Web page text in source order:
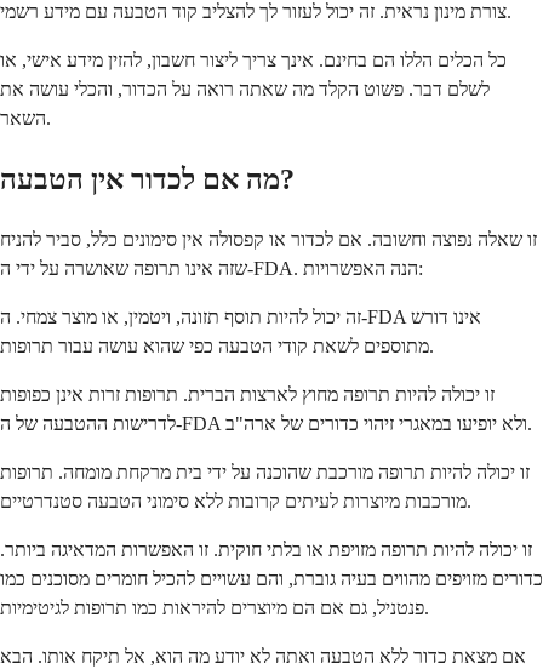
צורת מינון נראית. זה יכול לעזור לך להצליב קוד הטבעה עם מידע רשמי.
כל הכלים הללו הם בחינם. אינך צריך ליצור חשבון, להזין מידע אישי, או
לשלם דבר. פשוט הקלד מה שאתה רואה על הכדור, והכלי עושה את
השאר.
מה אם לכדור אין הטבעה?
זו שאלה נפוצה וחשובה. אם לכדור או קפסולה אין סימונים כלל, סביר להניח
שזה אינו תרופה שאושרה על ידי ה-FDA. הנה האפשרויות:
זה יכול להיות תוסף תזונה, ויטמין, או מוצר צמחי. ה-FDA אינו דורש
מתוספים לשאת קודי הטבעה כפי שהוא עושה עבור תרופות.
זו יכולה להיות תרופה מחוץ לארצות הברית. תרופות זרות אינן כפופות
לדרישות ההטבעה של ה-FDA ולא יופיעו במאגרי זיהוי כדורים של ארה"ב.
זו יכולה להיות תרופה מורכבת שהוכנה על ידי בית מרקחת מומחה. תרופות
מורכבות מיוצרות לעיתים קרובות ללא סימוני הטבעה סטנדרטיים.
זו יכולה להיות תרופה מזויפת או בלתי חוקית. זו האפשרות המדאיגה ביותר.
כדורים מזויפים מהווים בעיה גוברת, והם עשויים להכיל חומרים מסוכנים כמו
פנטניל, גם אם הם מיוצרים להיראות כמו תרופות לגיטימיות.
אם מצאת כדור ללא הטבעה ואתה לא יודע מה הוא, אל תיקח אותו. הבא